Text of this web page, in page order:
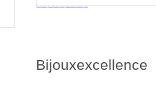
Bijouxexcellence